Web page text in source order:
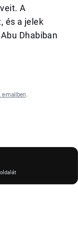
A
és a jelek
Dhabiban
e-mailben.